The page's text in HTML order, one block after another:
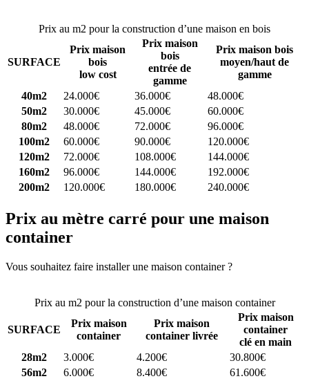
Prix au m2 pour la construction d’une maison en bois
SURFACE
Prix maison
bois
low cost
Prix maison
bois
entrée de
gamme
Prix maison bois
moyen/haut de
gamme
40m2
24.000€ 36.000€
48.000€
50m2
30.000€ 45.000€
60.000€
80m2
48.000€ 72.000€
96.000€
100m2
60.000€ 90.000€
120.000€
120m2
72.000€ 108.000€
144.000€
160m2
96.000€ 144.000€
192.000€
200m2
120.000€ 180.000€ 240.000€
Prix au mètre carré pour une maison
container
Vous souhaitez faire installer une maison container ?
Prix au m2 pour la construction d’une maison container
SURFACE
Prix maison
container
Prix maison
container livrée
Prix maison
container
clé en main
28m2
3.000€ 4.200€
30.800€
56m2
6.000€ 8.400€
61.600€